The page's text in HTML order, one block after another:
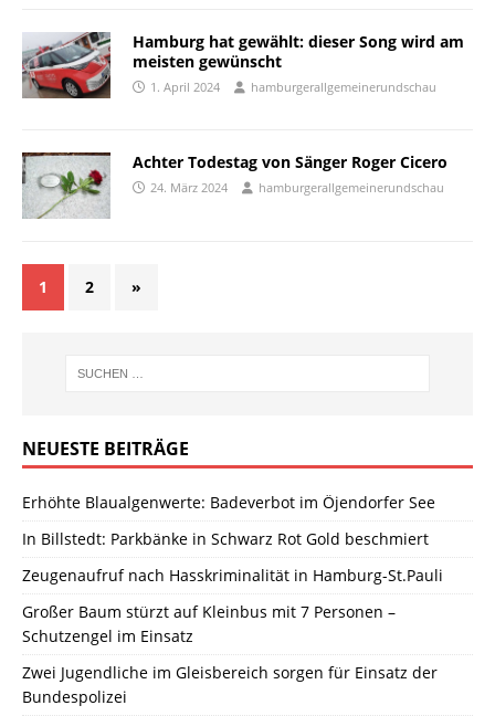
Hamburg hat gewählt: dieser Song wird am
meisten gewünscht
1. April 2024 hamburgerallgemeinerundschau
Achter Todestag von Sänger Roger Cicero
24. März 2024 hamburgerallgemeinerundschau
1 2 »
NEUESTE BEITRÄGE
Erhöhte Blaualgenwerte: Badeverbot im Öjendorfer See
In Billstedt: Parkbänke in Schwarz Rot Gold beschmiert
Zeugenaufruf nach Hasskriminalität in Hamburg-St.Pauli
Großer Baum stürzt auf Kleinbus mit 7 Personen –
Schutzengel im Einsatz
Zwei Jugendliche im Gleisbereich sorgen für Einsatz der
Bundespolizei